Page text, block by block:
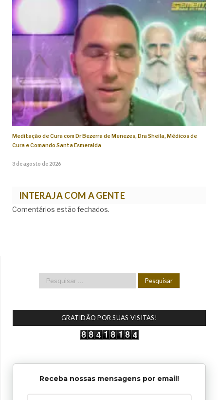
Meditação de Cura com Dr Bezerra de Menezes, Dra Sheila, Médicos de
Cura e Comando Santa Esmeralda
3 de agosto de 2026
INTERAJA COM A GENTE
Comentários estão fechados.
GRATIDÃO POR SUAS VISITAS!
Receba nossas mensagens por email!